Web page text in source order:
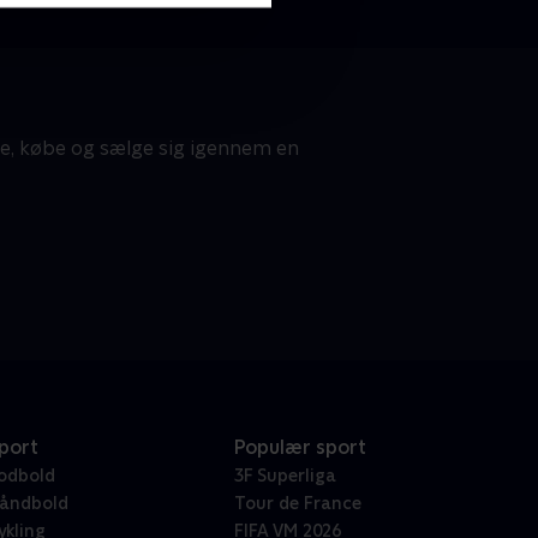
købe og sælge sig igennem en
Populær sport
3F Superliga
Tour de France
FIFA VM 2026